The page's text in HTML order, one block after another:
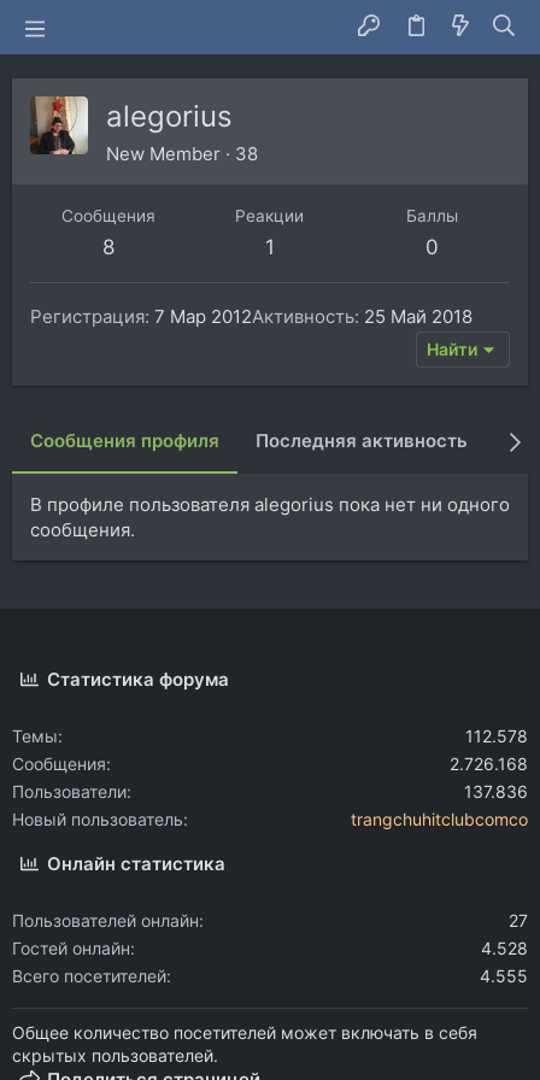
alegorius
New Member · 38
Сообщения
8
Реакции
1
Баллы
0
Регистрация 7 Мар 2012Активность 25 Май 2018
Найти
Сообщения профиля Последняя активность
В профиле пользователя alegorius пока нет ни одного
сообщения.
Статистика форума
Темы
112.578
Сообщения
2.726.168
Пользователи
137.836
Новый пользователь
trangchuhitclubcomco
Онлайн статистика
Пользователей онлайн
27
Гостей онлайн
4.528
Всего посетителей
4.555
Общее количество посетителей может включать в себя
скрытых пользователей.